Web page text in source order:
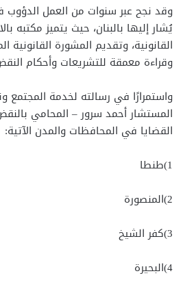
وقد نجح عبر سنوات من العمل
يُشار إليها بالبنان، حيث يتميز مكتبه
القانونية، وتقديم المشورة القانونية
وقراءة معمقة للتشريعات وأحكام
واستمرارًا في رسالته لخدمة المجتمع
المستشار أحمد سرور – المحامي
القضايا في المحافظات والمدن الآتية:
1)طنطا
2)المنصورة
3)كفر الشيخ
4)البحيرة